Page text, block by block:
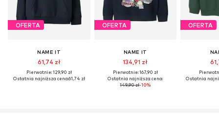
OFERTA
NAME IT
61,74 zł
Pierwotnie: 129,90 zł
Ostatnia najniższa cena:61,74 zł
OFERTA
NAME IT
134,91 zł
Pierwotnie: 167,90 zł
Ostatnia najniższa cena:
149,90 zł-10%
OFERTA
Ostatnia